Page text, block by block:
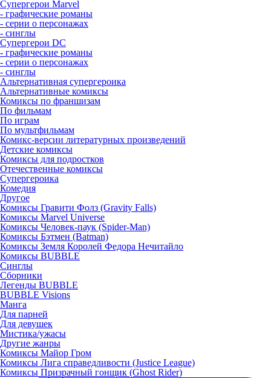
Супергерои Marvel
- графические романы
- серии о персонажах
- синглы
Супергерои DC
- графические романы
- серии о персонажах
- синглы
Альтернативная супергероика
Альтернативные комиксы
Комиксы по франшизам
По фильмам
По играм
По мультфильмам
Комикс-версии литературных произведений
Детские комиксы
Комиксы для подростков
Отечественные комиксы
Супергероика
Комедия
Другое
Комиксы Гравити Фолз (Gravity Falls)
Комиксы Marvel Universe
Комиксы Человек-паук (Spider-Man)
Комиксы Бэтмен (Batman)
Комиксы Земля Королей Федора Нечитайло
Комиксы BUBBLE
Синглы
Сборники
Легенды BUBBLE
BUBBLE Visions
Манга
Для парней
Для девушек
Мистика/ужасы
Другие жанры
Комиксы Майор Гром
Комиксы Лига справедливости (Justice League)
Комиксы Призрачный гонщик (Ghost Rider)